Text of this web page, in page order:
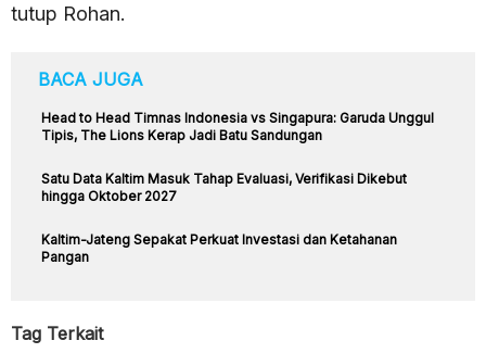
tutup Rohan.
BACA JUGA
Head to Head Timnas Indonesia vs Singapura: Garuda Unggul
Tipis, The Lions Kerap Jadi Batu Sandungan
Satu Data Kaltim Masuk Tahap Evaluasi, Verifikasi Dikebut
hingga Oktober 2027
Kaltim-Jateng Sepakat Perkuat Investasi dan Ketahanan
Pangan
Tag Terkait